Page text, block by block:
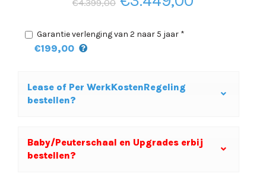
€4.399,00
€4.399,00.
Garantie verlenging van 2 naar 5 jaar *
€199,00
Lease of Per WerkKostenRegeling
bestellen?
Baby/Peuterschaal en Upgrades erbij
bestellen?